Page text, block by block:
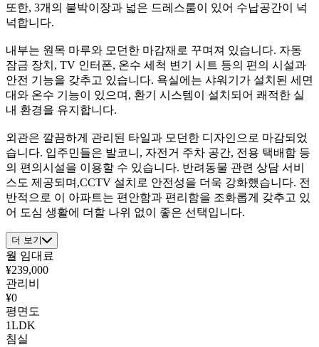
또한, 3개의 붙박이장과 넓은 드레스룸이 있어 수납공간이 넉
넉합니다.
내부는 원목 마루와 모던한 마감재로 꾸며져 있습니다. 자동
잠금 장치, TV 인터폰, 온수 세척 변기 시트 등의 편의 시설과
안전 기능을 갖추고 있습니다. 욕실에는 샤워기가 설치된 세면
대와 온수 기능이 있으며, 환기 시스템이 설치되어 쾌적한 실
내 환경을 유지합니다.
외관은 깔끔하게 관리된 타일과 모던한 디자인으로 마감되었
습니다. 입주민들은 발코니, 자전거 주차 공간, 전용 택배함 등
의 편의시설을 이용할 수 있습니다. 반려동물 관련 상담 서비
스도 제공되며,CCTV 설치로 안전성을 더욱 강화했습니다. 전
반적으로 이 아파트는 편안함과 편리함을 조화롭게 갖추고 있
어 도심 생활에 더할 나위 없이 좋은 선택입니다.
더 보기
월 임대료
¥239,000
관리비
¥0
평면도
1LDK
침실